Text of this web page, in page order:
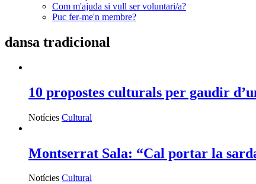
Com m'ajuda si vull ser voluntari/a?
Puc fer-me'n membre?
dansa tradicional
10 propostes culturals per gaudir
Notícies Cultural
Montserrat Sala: “Cal portar la
Notícies Cultural